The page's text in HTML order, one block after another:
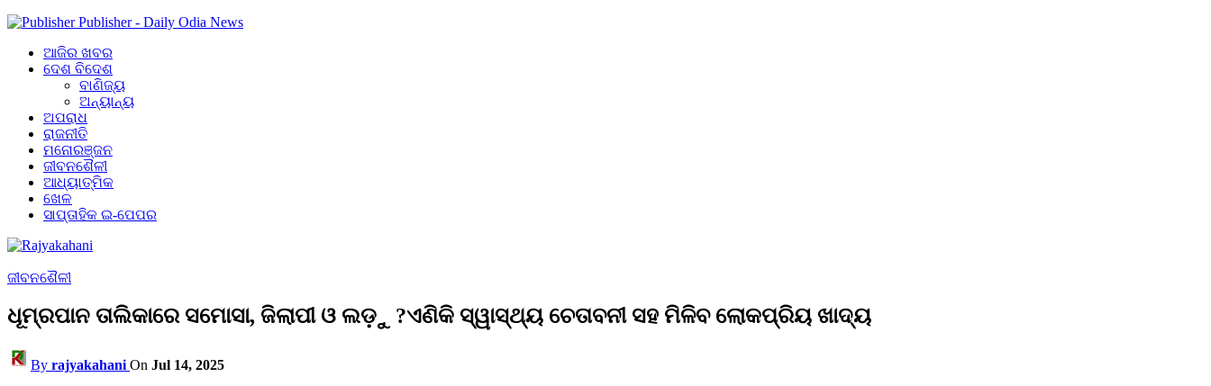
Publisher - Daily Odia News
ଆଜିର ଖବର
ଦେଶ ବିଦେଶ
ବାଣିଜ୍ୟ
ଅନ୍ୟାନ୍ୟ
ଅପରାଧ
ରାଜନୀତି
ମନୋରଞ୍ଜନ
ଜୀବନଶୈଳୀ
ଆଧ୍ୟାତ୍ମିକ
ଖେଳ
ସାପ୍ତାହିକ ଇ-ପେପର
ଜୀବନଶୈଳୀ
ଧୂମ୍ରପାନ ତାଲିକାରେ ସମୋସା, ଜିଲାପୀ ଓ ଲଡ଼ୁ ?ଏଣିକି ସ୍ୱାସ୍ଥ୍ୟ ଚେତାବନୀ ସହ ମିଳିବ ଲୋକପ୍ରିୟ ଖାଦ୍ୟ
By rajyakahani On Jul 14, 2025